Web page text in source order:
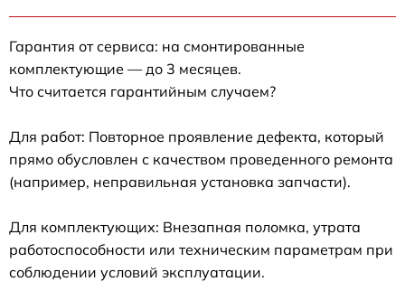
Гарантия от сервиса: на смонтированные
комплектующие — до 3 месяцев.
Что считается гарантийным случаем?
Для работ: Повторное проявление дефекта, который
прямо обусловлен с качеством проведенного ремонта
(например, неправильная установка запчасти).
Для комплектующих: Внезапная поломка, утрата
работоспособности или техническим параметрам при
соблюдении условий эксплуатации.